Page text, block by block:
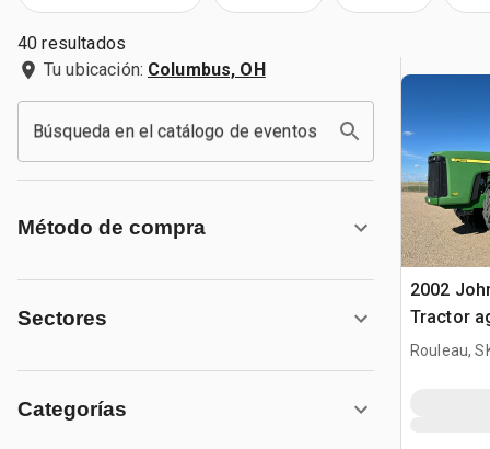
40 resultados
Tu ubicación: Columbus, OH
Búsqueda en el catálogo de eventos
Método de compra
Sectores
Categorías
2002
Tractor
Rouleau,